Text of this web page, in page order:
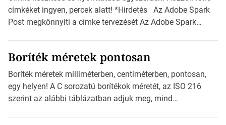
címkéket ingyen, percek alatt! *Hirdetés Az Adobe Spark
Post megkönnyíti a címke tervezését Az Adobe Spark
igazán foroghatnak a kreatív fogaskerekek, miközben
zajlik a saját címke készítése. Hogyan készítsünk címkét?
Válasszon méretet és alakot: Válassza ki a kívánt címke
méretét. Akár néhány […]
Boríték méretek pontosan
Boríték méretek milliméterben, centiméterben, pontosan,
egy helyen! A C sorozatú borítékok méretét, az ISO 216
szerint az alábbi táblázatban adjuk meg, mind